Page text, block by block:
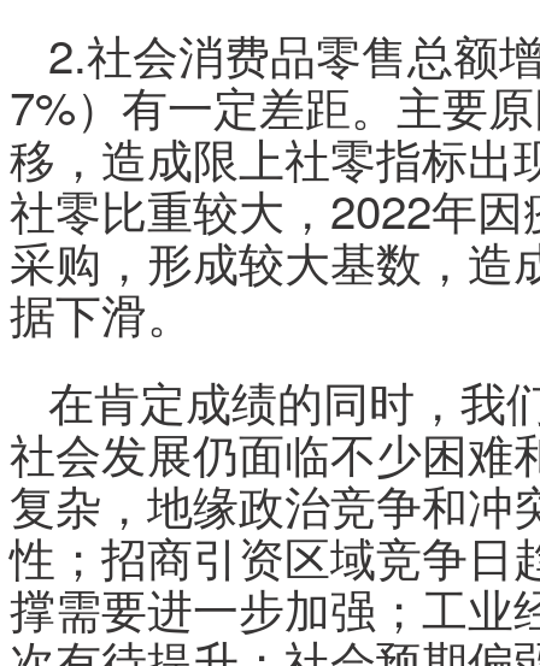
2.社会消费品零售总额
7%）有一定差距。主要
移，造成限上社零指标出
社零比重较大，2022年
采购，形成较大基数，造
据下滑。
在肯定成绩的同时，我
社会发展仍面临不少困难
复杂，地缘政治竞争和冲
性；招商引资区域竞争日
撑需要进一步加强；工业